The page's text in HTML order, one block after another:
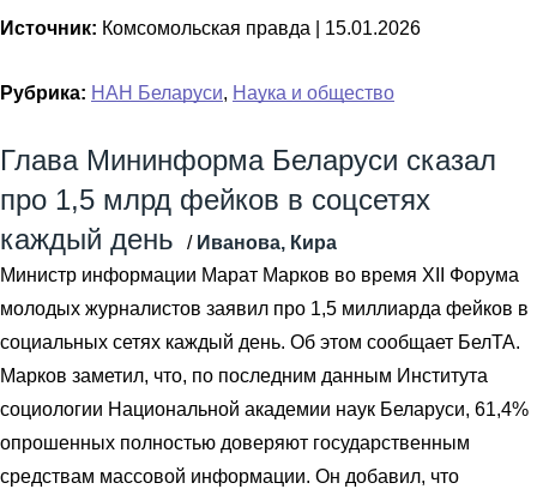
Источник: Комсомольская правда | 15.01.2026
Рубрика: НАН Беларуси, Наука и общество
Глава Мининформа Беларуси сказал
про 1,5 млрд фейков в соцсетях
каждый день
/ Иванова, Кира
Министр информации Марат Марков во время XII Форума
молодых журналистов заявил про 1,5 миллиарда фейков в
социальных сетях каждый день. Об этом сообщает БелТА.
Марков заметил, что, по последним данным Института
социологии Национальной академии наук Беларуси, 61,4%
опрошенных полностью доверяют государственным
средствам массовой информации. Он добавил, что